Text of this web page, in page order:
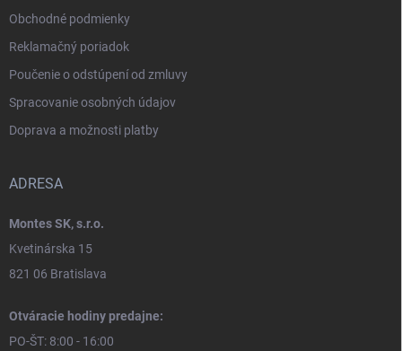
Obchodné podmienky
Reklamačný poriadok
Poučenie o odstúpení od zmluvy
Spracovanie osobných údajov
Doprava a možnosti platby
ADRESA
Montes SK, s.r.o.
Kvetinárska 15
821 06 Bratislava
Otváracie hodiny predajne:
PO-ŠT: 8:00 - 16:00